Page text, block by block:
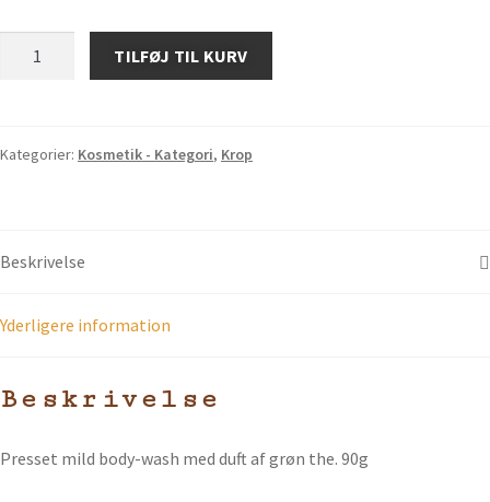
TILFØJ TIL KURV
Kategorier: Kosmetik - Kategori, Krop
Beskrivelse
Yderligere information
Beskrivelse
Presset mild body-wash med duft af grøn the. 90g